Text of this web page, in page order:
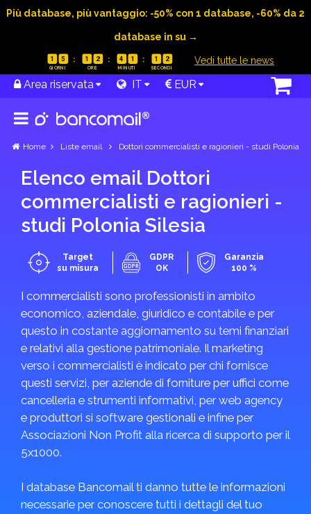
Più database, più vantaggio: -50% con 1 database, -60% da 2
database in su →
1 5 1 2 4 1 1 2 Vedi tutte le news
Area riservata IT EUR
Home Liste email Dottori commercialisti e ragionieri - studi Polonia
Elenco email Dottori
commercialisti e ragionieri -
studi Polonia Silesia
Target
su misura
GDPR
OK
Garanzia
100 %
I commercialisti sono professionisti in ambito
economico, aziendale, giuridico e contabile e per
questo in costante aggiornamento su temi finanziari
e relativi alla gestione patrimoniale. Il marketing
verso i commercialisti è indicato per chi fornisce
questi servizi, per aziende di forniture per uffici come
cancelleria e strumenti informativi, per web agency
e produttori si software gestionali e infine per
Associazioni Non Profit alla ricerca di supporto per il
5x1000.
I database Bancomail ti danno tutte le informazioni
necessarie per conoscere tutti i dettagli del tuo